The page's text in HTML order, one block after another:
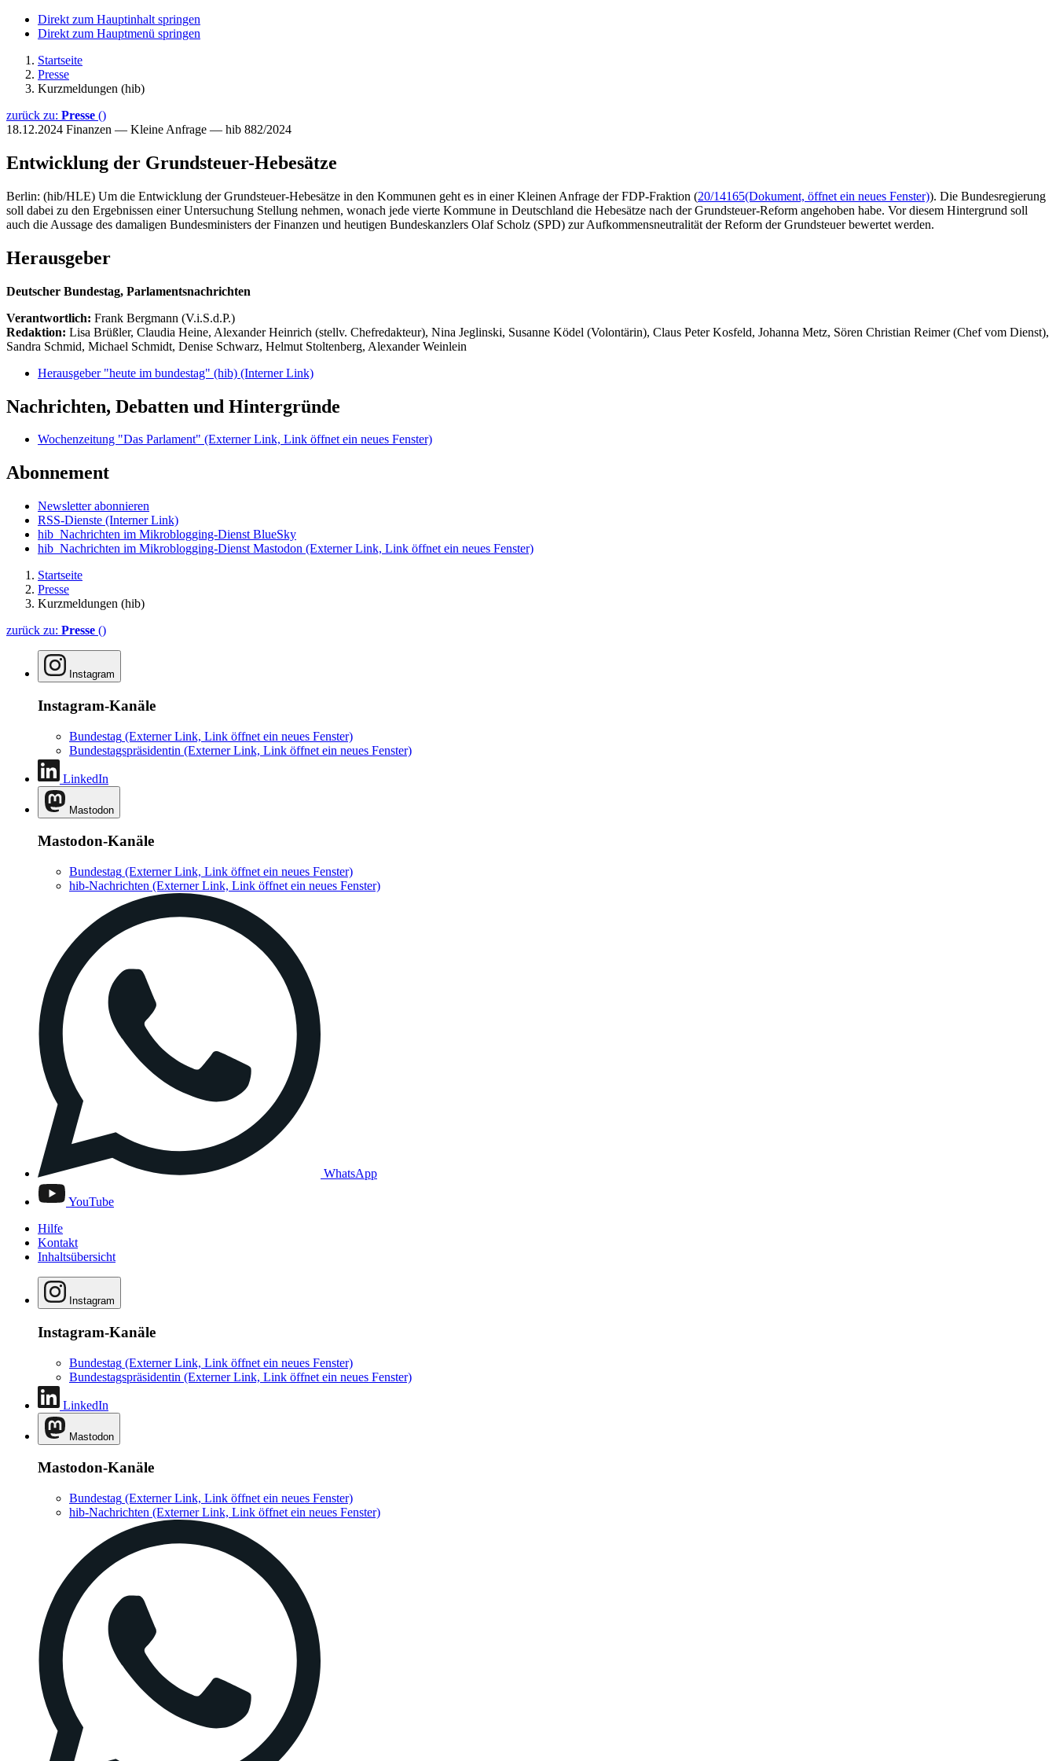
Direkt zum Hauptinhalt springen
Direkt zum Hauptmenü springen
Startseite
Presse
Kurzmeldungen (hib)
zurück zu: Presse ()
18.12.2024 Finanzen — Kleine Anfrage — hib 882/2024
Entwicklung der Grundsteuer-Hebesätze
Berlin: (hib/HLE) Um die Entwicklung der Grundsteuer-Hebesätze in den Kommunen geht es in einer Kleinen Anfrage der FDP-Fraktion (20/14165(Dokument, öffnet ein neues Fenster)). Die Bundesregierung
soll dabei zu den Ergebnissen einer Untersuchung Stellung nehmen, wonach jede vierte Kommune in Deutschland die Hebesätze nach der Grundsteuer-Reform angehoben habe. Vor diesem Hintergrund soll
auch die Aussage des damaligen Bundesministers der Finanzen und heutigen Bundeskanzlers Olaf Scholz (SPD) zur Aufkommensneutralität der Reform der Grundsteuer bewertet werden.
Herausgeber
Deutscher Bundestag, Parlamentsnachrichten
Verantwortlich: Frank Bergmann (V.i.S.d.P.)
Redaktion: Lisa Brüßler, Claudia Heine, Alexander Heinrich (stellv. Chefredakteur), Nina Jeglinski, Susanne Ködel (Volontärin), Claus Peter Kosfeld, Johanna Metz, Sören Christian Reimer (Chef vom Dienst),
Sandra Schmid, Michael Schmidt, Denise Schwarz, Helmut Stoltenberg, Alexander Weinlein
Herausgeber "heute im bundestag" (hib) (Interner Link)
Nachrichten, Debatten und Hintergründe
Wochenzeitung "Das Parlament" (Externer Link, Link öffnet ein neues Fenster)
Abonnement
Newsletter abonnieren
RSS-Dienste (Interner Link)
hib_Nachrichten im Mikroblogging-Dienst BlueSky
hib_Nachrichten im Mikroblogging-Dienst Mastodon (Externer Link, Link öffnet ein neues Fenster)
Startseite
Presse
Kurzmeldungen (hib)
zurück zu: Presse ()
Instagram
Instagram-Kanäle
Bundestag (Externer Link, Link öffnet ein neues Fenster)
Bundestagspräsidentin (Externer Link, Link öffnet ein neues Fenster)
LinkedIn
Mastodon
Mastodon-Kanäle
Bundestag (Externer Link, Link öffnet ein neues Fenster)
hib-Nachrichten (Externer Link, Link öffnet ein neues Fenster)
WhatsApp
YouTube
Hilfe
Kontakt
Inhaltsübersicht
Instagram
Instagram-Kanäle
Bundestag (Externer Link, Link öffnet ein neues Fenster)
Bundestagspräsidentin (Externer Link, Link öffnet ein neues Fenster)
LinkedIn
Mastodon
Mastodon-Kanäle
Bundestag (Externer Link, Link öffnet ein neues Fenster)
hib-Nachrichten (Externer Link, Link öffnet ein neues Fenster)